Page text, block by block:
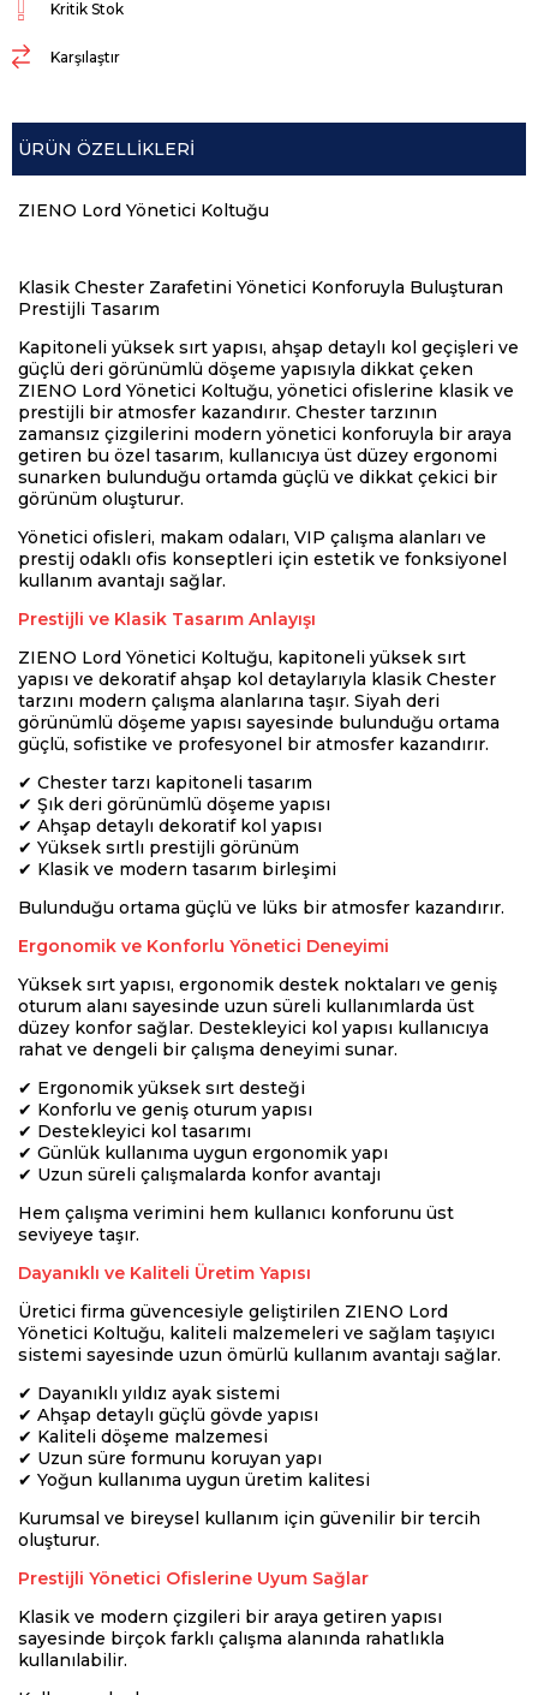
Kritik Stok
Karşılaştır
ÜRÜN ÖZELLIKLERI
ZIENO Lord Yönetici Koltuğu
Klasik Chester Zarafetini Yönetici Konforuyla Buluşturan
Prestijli Tasarım
Kapitoneli yüksek sırt yapısı, ahşap detaylı kol geçişleri ve
güçlü deri görünümlü döşeme yapısıyla dikkat çeken
ZIENO Lord Yönetici Koltuğu, yönetici ofislerine klasik ve
prestijli bir atmosfer kazandırır. Chester tarzının
zamansız çizgilerini modern yönetici konforuyla bir araya
getiren bu özel tasarım, kullanıcıya üst düzey ergonomi
sunarken bulunduğu ortamda güçlü ve dikkat çekici bir
görünüm oluşturur.
Yönetici ofisleri, makam odaları, VIP çalışma alanları ve
prestij odaklı ofis konseptleri için estetik ve fonksiyonel
kullanım avantajı sağlar.
Prestijli ve Klasik Tasarım Anlayışı
ZIENO Lord Yönetici Koltuğu, kapitoneli yüksek sırt
yapısı ve dekoratif ahşap kol detaylarıyla klasik Chester
tarzını modern çalışma alanlarına taşır. Siyah deri
görünümlü döşeme yapısı sayesinde bulunduğu ortama
güçlü, sofistike ve profesyonel bir atmosfer kazandırır.
✔ Chester tarzı kapitoneli tasarım
✔ Şık deri görünümlü döşeme yapısı
✔ Ahşap detaylı dekoratif kol yapısı
✔ Yüksek sırtlı prestijli görünüm
✔ Klasik ve modern tasarım birleşimi
Bulunduğu ortama güçlü ve lüks bir atmosfer kazandırır.
Ergonomik ve Konforlu Yönetici Deneyimi
Yüksek sırt yapısı, ergonomik destek noktaları ve geniş
oturum alanı sayesinde uzun süreli kullanımlarda üst
düzey konfor sağlar. Destekleyici kol yapısı kullanıcıya
rahat ve dengeli bir çalışma deneyimi sunar.
✔ Ergonomik yüksek sırt desteği
✔ Konforlu ve geniş oturum yapısı
✔ Destekleyici kol tasarımı
✔ Günlük kullanıma uygun ergonomik yapı
✔ Uzun süreli çalışmalarda konfor avantajı
Hem çalışma verimini hem kullanıcı konforunu üst
seviyeye taşır.
Dayanıklı ve Kaliteli Üretim Yapısı
Üretici firma güvencesiyle geliştirilen ZIENO Lord
Yönetici Koltuğu, kaliteli malzemeleri ve sağlam taşıyıcı
sistemi sayesinde uzun ömürlü kullanım avantajı sağlar.
✔ Dayanıklı yıldız ayak sistemi
✔ Ahşap detaylı güçlü gövde yapısı
✔ Kaliteli döşeme malzemesi
✔ Uzun süre formunu koruyan yapı
✔ Yoğun kullanıma uygun üretim kalitesi
Kurumsal ve bireysel kullanım için güvenilir bir tercih
oluşturur.
Prestijli Yönetici Ofislerine Uyum Sağlar
Klasik ve modern çizgileri bir araya getiren yapısı
sayesinde birçok farklı çalışma alanında rahatlıkla
kullanılabilir.